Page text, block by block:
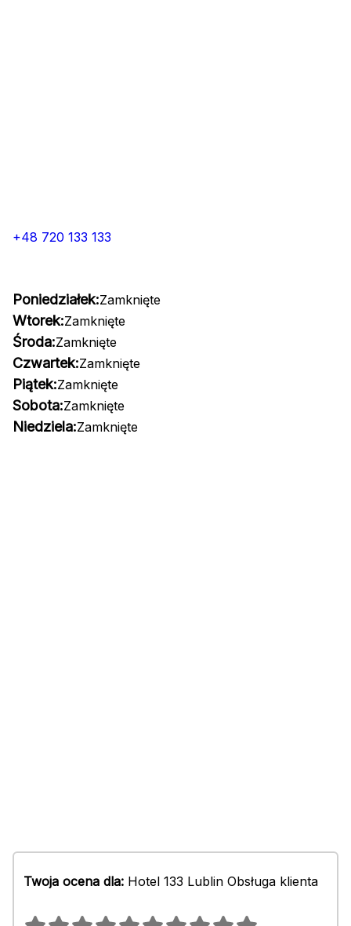
+48 720 133 133
Poniedziałek:Zamknięte
Wtorek:Zamknięte
Środa:Zamknięte
Czwartek:Zamknięte
Piątek:Zamknięte
Sobota:Zamknięte
Niedziela:Zamknięte
Twoja ocena dla: Hotel 133 Lublin Obsługa klienta